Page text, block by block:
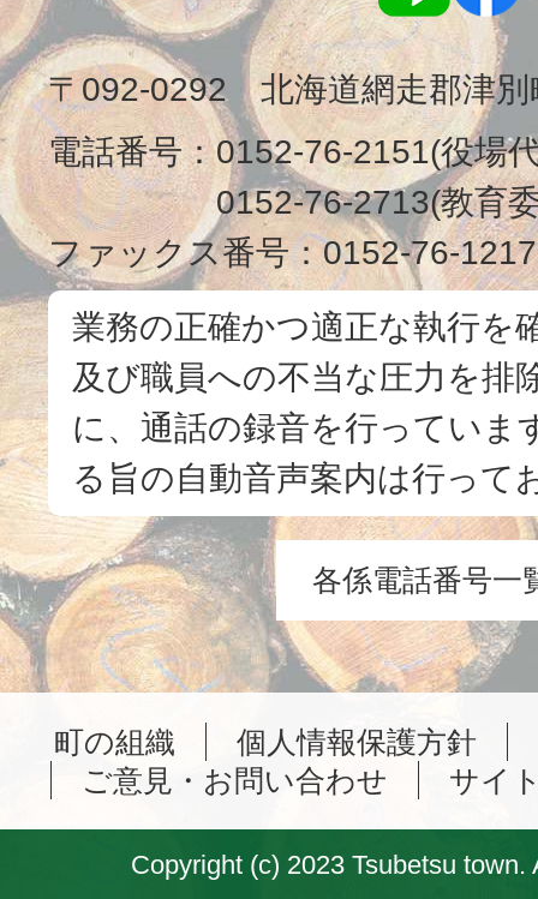
〒092-0292 北海道網走郡津別
電話番号：0152-76-2151(役場
0152-76-2713(教育
ファックス番号：0152-76-1217
業務の正確かつ適正な執行を
及び職員への不当な圧力を排
に、通話の録音を行っていま
る旨の自動音声案内は行って
各係電話番号一
町の組織 個人情報保護方針
ご意見・お問い合わせ
サイ
Copyright (c) 2023 Tsubetsu